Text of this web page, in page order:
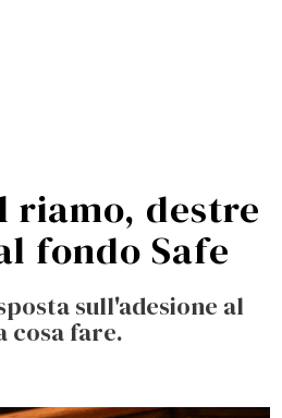
riamo, destre
fondo Safe
sull'adesione al
cosa fare.